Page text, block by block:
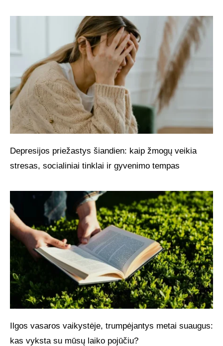
Depresijos priežastys šiandien: kaip žmogų veikia
stresas, socialiniai tinklai ir gyvenimo tempas
Ilgos vasaros vaikystėje, trumpėjantys metai suaugus:
kas vyksta su mūsų laiko pojūčiu?